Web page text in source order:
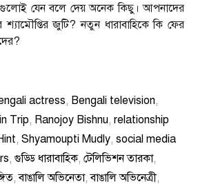
যেন বলে দেয় অনেক কিছু। আপনাদের
জুটি? নতুন ধারাবাহিকে কি ফের
actress, Bengali television,
Trip, Ranojoy Bishnu, relationship
, Shyamoupti Mudly, social media
,গুড্ডি ধারাবাহিক, টেলিভিশন তারকা,
,বাঙালি অভিনেতা,বাঙালি অভিনেত্রী,